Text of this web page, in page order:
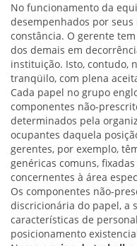
No funcionamento da
desempenhados por
constância. O gerente
dos demais em
instituição. Isto, contudo,
tranqüilo, com plena
Cada papel no grupo
componentes não-
determinados pela
ocupantes daquela
gerentes, por exemplo,
genéricas comuns,
concernentes à área
Os componentes não-
discricionária do papel, a
características de
posicionamento